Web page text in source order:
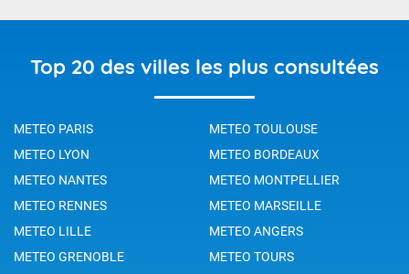
Top 20 des villes les plus consultées
METEO PARIS
METEO TOULOUSE
METEO LYON
METEO BORDEAUX
METEO NANTES
METEO MONTPELLIER
METEO RENNES
METEO MARSEILLE
METEO LILLE
METEO ANGERS
METEO GRENOBLE
METEO TOURS